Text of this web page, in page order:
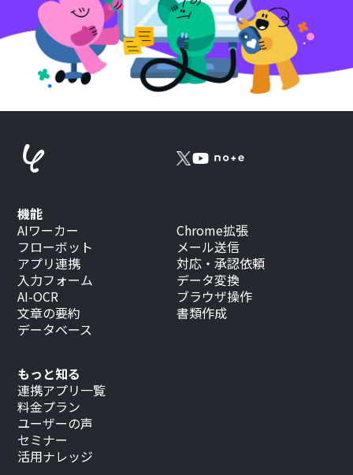
もっと知る
連携アプリ一覧
料金プラン
ユーザーの声
セミナー
活用ナレッジ
機能
AIワーカー
フローボット
アプリ連携
入力フォーム
AI-OCR
文章の要約
データベース
Chrome拡張
メール送信
対応・承認依頼
データ変換
ブラウザ操作
書類作成